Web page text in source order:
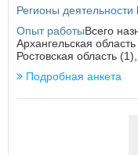
Ч
Челябинская
Чеченская
Чувашская
Чукотский
Ямало-Ненецкий
Регионы деятельности
Опыт работыВсего
Архангельская
Ростовская область
Подробная анкета